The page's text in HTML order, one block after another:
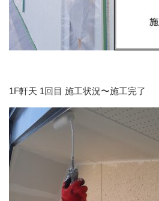
1F軒天 1回目 施工状況〜施工完了